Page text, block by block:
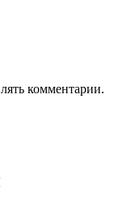
комментарии.